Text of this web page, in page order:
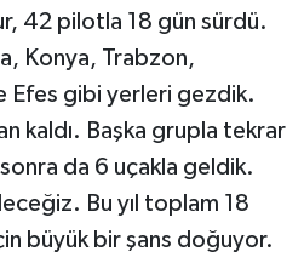
42 pilotla 18 gün sürdü.
Konya, Trabzon,
Efes gibi yerleri gezdik.
kaldı. Başka grupla tekrar
da 6 uçakla geldik.
Bu yıl toplam 18
büyük bir şans doğuyor.